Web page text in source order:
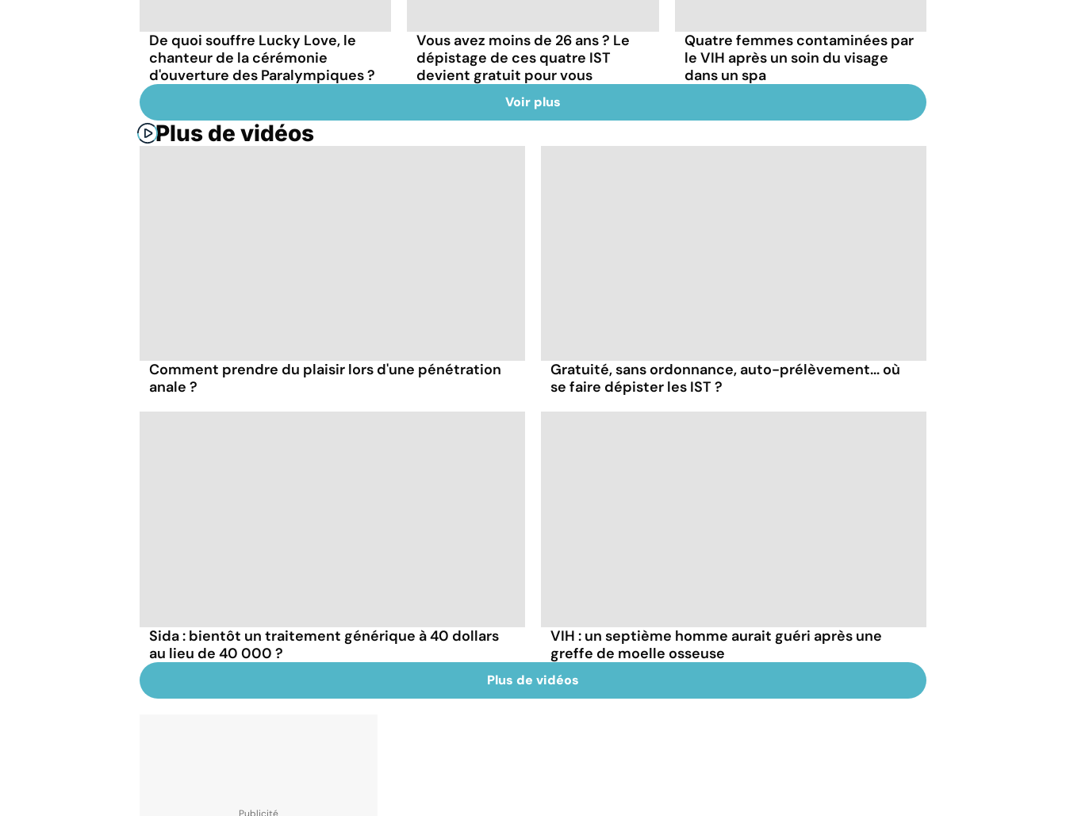
De quoi souffre Lucky Love, le
chanteur de la cérémonie
d'ouverture des Paralympiques ?
Vous avez moins de 26 ans ? Le
dépistage de ces quatre IST
devient gratuit pour vous
Quatre femmes contaminées par
le VIH après un soin du visage
dans un spa
Voir plus
Plus de vidéos
Comment prendre du plaisir lors d'une pénétration
anale ?
Gratuité, sans ordonnance, auto-prélèvement... où
se faire dépister les IST ?
Sida : bientôt un traitement générique à 40 dollars
au lieu de 40 000 ?
VIH : un septième homme aurait guéri après une
greffe de moelle osseuse
Plus de vidéos